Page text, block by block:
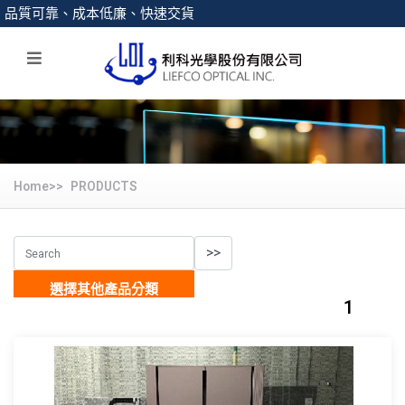
可靠、成本低廉、快速交貨
Home>> PRODUCTS
選擇其他產品分類
1